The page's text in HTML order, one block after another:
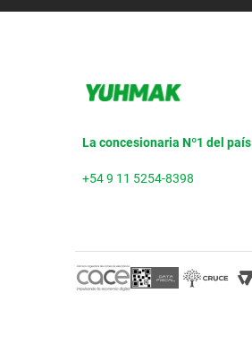
La concesionaria Nº1 del país
+54 9 11 5254-8398